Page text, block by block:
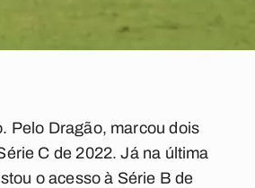
Pelo Dragão, marcou dois
C de 2022. Já na última
o acesso à Série B de